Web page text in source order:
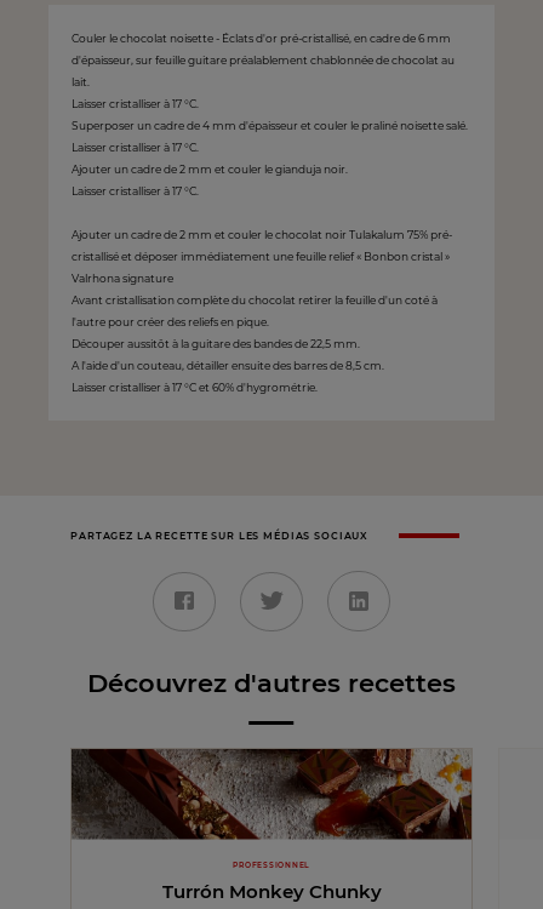
Couler le chocolat noisette - Éclats d'or pré-cristallisé, en cadre de 6 mm
d'épaisseur, sur feuille guitare préalablement chablonnée de chocolat au
lait.
Laisser cristalliser à 17 °C.
Superposer un cadre de 4 mm d'épaisseur et couler le praliné noisette salé.
Laisser cristalliser à 17 °C.
Ajouter un cadre de 2 mm et couler le gianduja noir.
Laisser cristalliser à 17 °C.
Ajouter un cadre de 2 mm et couler le chocolat noir Tulakalum 75% pré-
cristallisé et déposer immédiatement une feuille relief « Bonbon cristal »
Valrhona signature
Avant cristallisation complète du chocolat retirer la feuille d'un coté à
l'autre pour créer des reliefs en pique.
Découper aussitôt à la guitare des bandes de 22,5 mm.
A l'aide d'un couteau, détailler ensuite des barres de 8,5 cm.
Laisser cristalliser à 17 °C et 60% d'hygrométrie.
PARTAGEZ LA RECETTE SUR LES MÉDIAS SOCIAUX
Découvrez d'autres recettes
PROFESSIONNEL
Turrón Monkey Chunky